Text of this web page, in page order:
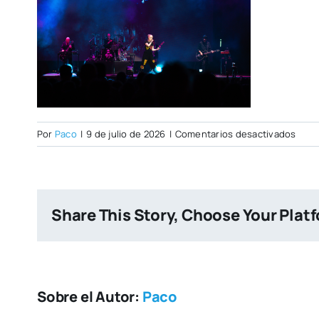
Por Paco | 9 de julio de 2026 | Comentarios desactivadosen
Share This Story, Choose Your
Sobre el Autor: Paco